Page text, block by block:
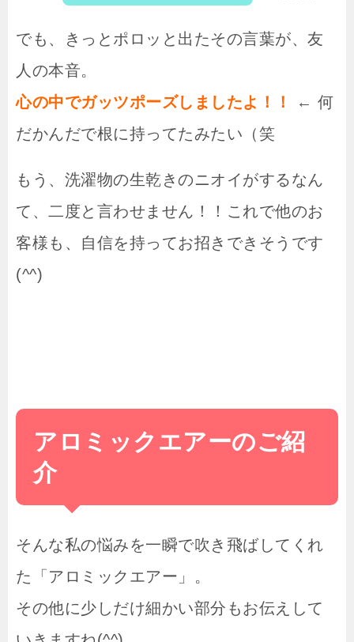
でも、きっとポロッと出たその言葉が、友
人の本音。
心の中でガッツポーズしましたよ！！
← 何
だかんだで根に持ってたみたい（笑
もう、洗濯物の生乾きのニオイがするなん
て、二度と言わせません！！これで他のお
客様も、自信を持ってお招きできそうです
(^^)
アロミックエアーのご紹
介
そんな私の悩みを一瞬で吹き飛ばしてくれ
た「アロミックエアー」。
その他に少しだけ細かい部分もお伝えして